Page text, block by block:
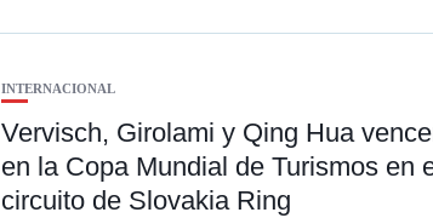
INTERNACIONAL
Vervisch, Girolami y Qing Hua
en la Copa Mundial de Turismos en
circuito de Slovakia Ring